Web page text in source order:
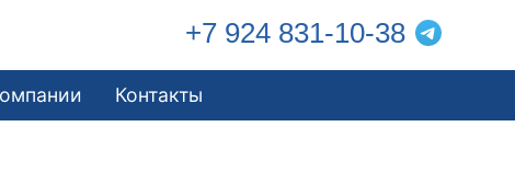
+7 924 831-10-38
Контакты